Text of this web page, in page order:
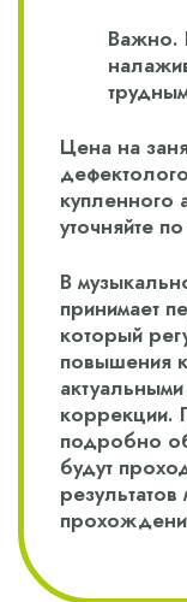
Важно.
Цена на
купленного
уточняйте
В
принимает
который
повышения
коррекции.
подробно
будут